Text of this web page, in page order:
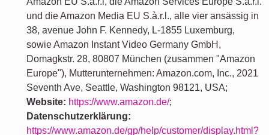
und die Amazon Media EU S.à.r.l., alle vier ansässig in
38, avenue John F. Kennedy, L-1855 Luxemburg,
sowie Amazon Instant Video Germany GmbH,
Domagkstr. 28, 80807 München (zusammen "Amazon
Europe"), Mutterunternehmen: Amazon.com, Inc., 2021
Seventh Ave, Seattle, Washington 98121, USA;
Website: https://www.amazon.de/;
Datenschutzerklärung:
https://www.amazon.de/gp/help/customer/display.html?